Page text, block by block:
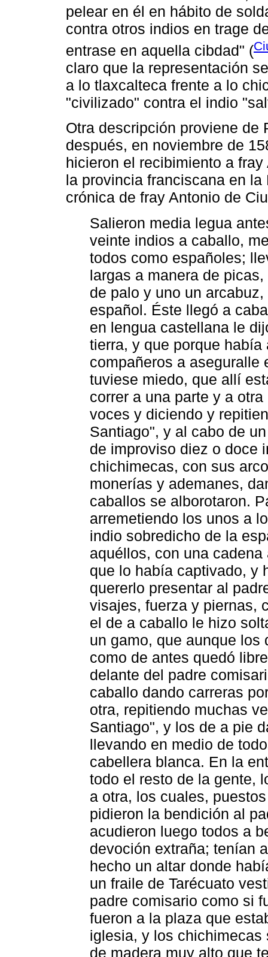
pelear en él en hábito de
contra otros indios en trage
entrase en aquella cibdad" (
claro que la representación
a lo tlaxcalteca frente a lo
"civilizado" contra el indio
Otra descripción proviene de
después, en noviembre de
hicieron el recibimiento a
la provincia franciscana en
crónica de fray Antonio de
Salieron media legua
veinte indios a caballo,
todos como españoles;
largas a manera de
de palo y uno un
español. Éste llegó a
en lengua castellana le
tierra, y que porque
compañeros a aseguralle
tuviese miedo, que allí
correr a una parte y a
voces y diciendo y
Santiago", y al cabo de
de improviso diez o doce
chichimecas, con sus
monerías y ademanes,
caballos se alborotaron.
arremetiendo los unos a
indio sobredicho de la
aquéllos, con una
que lo había captivado, y
quererlo presentar al
visajes, fuerza y piernas,
el de a caballo le hizo
un gamo, que aunque los
como de antes quedó
delante del padre
caballo dando carreras
otra, repitiendo muchas
Santiago", y los de a pie
llevando en medio de
cabellera blanca. En la
todo el resto de la gente,
a otra, los cuales,
pidieron la bendición al
acudieron luego todos a
devoción extraña; tenían
hecho un altar donde
un fraile de Tarécuato
padre comisario como si
fueron a la plaza que
iglesia, y los
de madera muy alto que